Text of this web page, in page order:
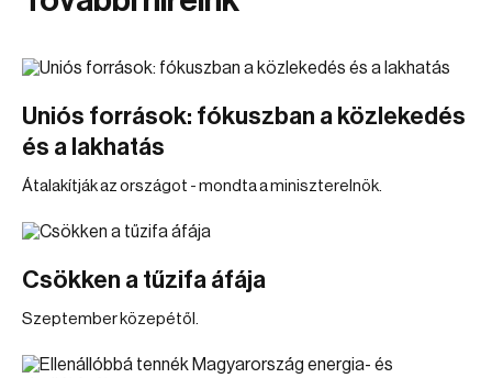
Uniós források: fókuszban a közlekedés
és a lakhatás
Átalakítják az országot - mondta a miniszterelnök.
Csökken a tűzifa áfája
Szeptember közepétől.